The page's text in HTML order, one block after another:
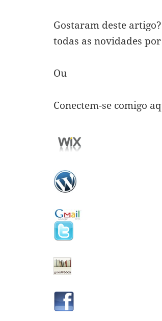
Gostaram deste
todas as novidades
Ou
Conectem-se comigo